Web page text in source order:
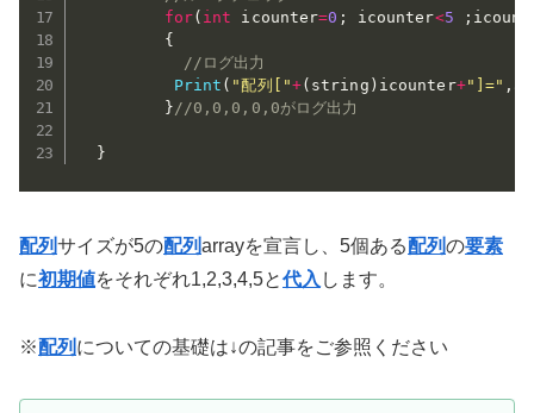
for( int icounter=0 ; icounter<5 ;
{
//ログ出力
Print ( "配列["+( string ) icounter+"]=" ,
}//0,0,0,0,0がログ出力
}
配列サイズが5の配列arrayを宣言し、5個ある配列の要素
に初期値をそれぞれ1,2,3,4,5と代入 します。
※配列 についての基礎は↓の記事をご参照ください